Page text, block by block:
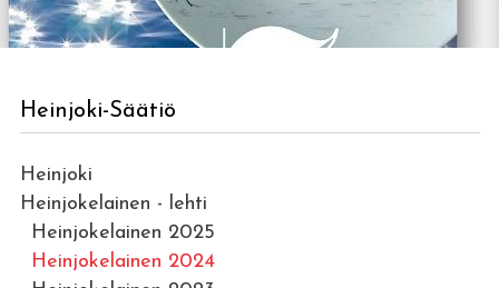
Heinjoki-Säätiö
Heinjoki
Heinjokelainen - lehti
Heinjokelainen 2025
Heinjokelainen 2024